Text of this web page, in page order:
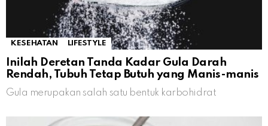
KESEHATAN LIFESTYLE
Inilah Deretan Tanda Kadar Gula Darah
Rendah, Tubuh Tetap Butuh yang Manis-manis
Gula merupakan salah satu bentuk karbohidrat